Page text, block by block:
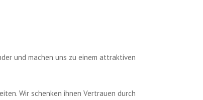
und machen uns zu einem attraktiven
Wir schenken ihnen Vertrauen durch